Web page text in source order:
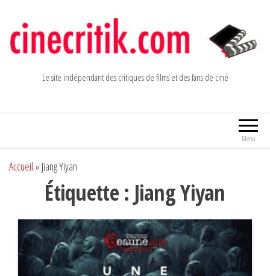
contenu
Le site indépendant des critiques de films et des fans de ciné
Menu
Accueil » Jiang Yiyan
Étiquette : Jiang Yiyan